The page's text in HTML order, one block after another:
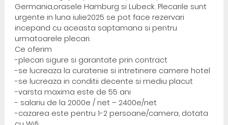
Germania,orasele Hamburg si Lubeck. Plecarile sunt
urgente in luna iulie2025 se pot face rezervari
incepand cu aceasta saptamana si pentru
urmatoarele plecari.
Ce oferim
-plecari sigure si garantate prin contract
-se lucreaza la curatenie si intretinere camere hotel
-se lucreaza in conditii decente si mediu placut
-varsta maxima este de 55 ani
- salariu de la 2000e / net – 2400e/net
-cazarea este pentru 1-2 persoane/camera, dotata